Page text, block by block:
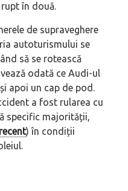
în două.
de supraveghere
autoturismului se
să se rotească
odată ce Audi-ul
apoi un cap de pod.
a fost rularea cu
specific majorității,
) în condiții